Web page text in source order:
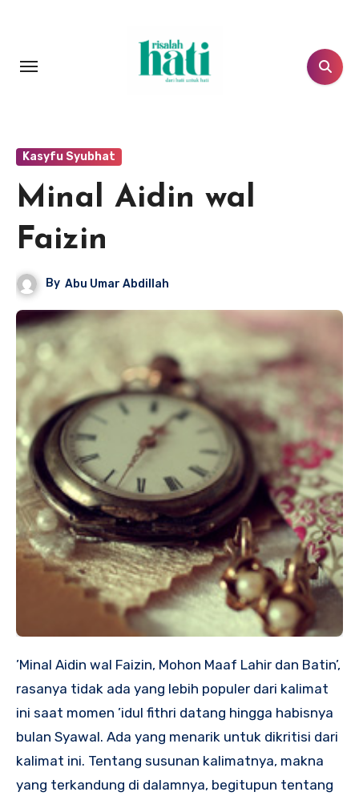
Kasyfu Syubhat
Minal Aidin wal
Faizin
By Abu Umar Abdillah
’Minal Aidin wal Faizin, Mohon Maaf Lahir dan Batin’,
rasanya tidak ada yang lebih populer dari kalimat
ini saat momen ’idul fithri datang hingga habisnya
bulan Syawal. Ada yang menarik untuk dikritisi dari
kalimat ini. Tentang susunan kalimatnya, makna
yang terkandung di dalamnya, begitupun tentang